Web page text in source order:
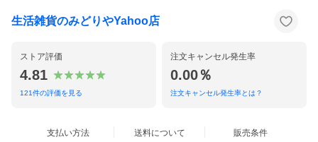
生活雑貨のみどりやYahoo店
ストア評価
4.81
121件の評価を見る
注文キャンセル発生率
0.00％
注文キャンセル発生率とは？
支払い方法 送料について 販売条件